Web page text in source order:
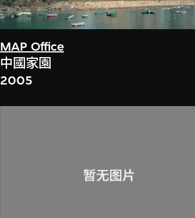
MAP Office
中國家園
2005